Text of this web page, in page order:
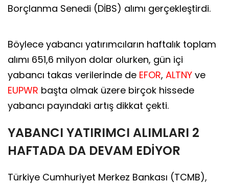
Borçlanma Senedi (DİBS) alımı gerçekleştirdi.
Böylece yabancı yatırımcıların haftalık toplam
alımı 651,6 milyon dolar olurken, gün içi
yabancı takas verilerinde de EFOR, ALTNY ve
EUPWR başta olmak üzere birçok hissede
yabancı payındaki artış dikkat çekti.
YABANCI YATIRIMCI ALIMLARI 2
HAFTADA DA DEVAM EDİYOR
Türkiye Cumhuriyet Merkez Bankası (TCMB),